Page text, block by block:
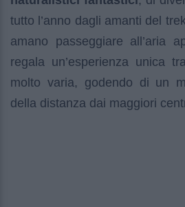
tutto l’anno dagli amanti del
amano passeggiare all’aria
regala un’esperienza unica
molto varia, godendo di un
della distanza dai maggiori